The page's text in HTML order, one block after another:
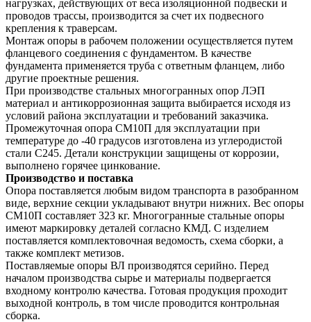
нагрузках, действующих от веса изоляционной подвески и
проводов трассы, производится за счет их подвесного
крепления к траверсам.
Монтаж опоры в рабочем положении осуществляется путем
фланцевого соединения с фундаментом. В качестве
фундамента применяется труба с ответным фланцем, либо
другие проектные решения.
При производстве стальных многогранных опор ЛЭП
материал и антикоррозионная защита выбирается исходя из
условий района эксплуатации и требований заказчика.
Промежуточная опора СМ10П для эксплуатации при
температуре до -40 градусов изготовлена из углеродистой
стали С245. Детали конструкции защищены от коррозии,
выполнено горячее цинкование.
Производство и поставка
Опора поставляется любым видом транспорта в разобранном
виде, верхние секции укладывают внутри нижних. Вес опоры
СМ10П составляет 323 кг. Многогранные стальные опоры
имеют маркировку деталей согласно КМД. С изделием
поставляется комплектовочная ведомость, схема сборки, а
также комплект метизов.
Поставляемые опоры ВЛ производятся серийно. Перед
началом производства сырье и материалы подвергается
входному контролю качества. Готовая продукция проходит
выходной контроль, в том числе проводится контрольная
сборка.